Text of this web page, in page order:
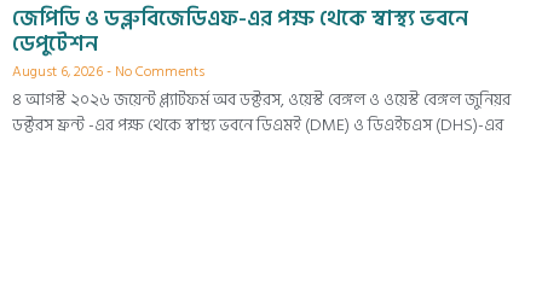
জেপিডি ও ডব্লুবিজেডিএফ-এর পক্ষ থেকে স্বাস্থ্য ভবনে
ডেপুটেশন
August 6, 2026 No Comments
৪ আগস্ট ২০২৬ জয়েন্ট প্ল্যাটফর্ম অব ডক্টরস, ওয়েস্ট বেঙ্গল ও ওয়েস্ট বেঙ্গল জুনিয়র
ডক্টরস ফ্রন্ট -এর পক্ষ থেকে স্বাস্থ্য ভবনে ডিএমই (DME) ও ডিএইচএস (DHS)-এর